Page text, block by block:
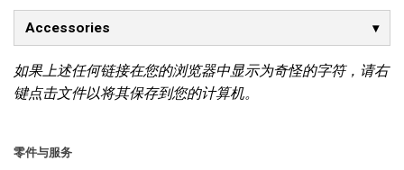
Accessories
如果上述任何链接在您的浏览器中显示为奇怪的字符，请右
键点击文件以将其保存到您的计算机。
零件与服务